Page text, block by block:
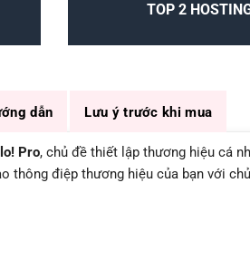
TOP 2
dẫn Lưu ý trước khi mua
Pro, chủ đề thiết lập thương hiệu cá
thông điệp thương hiệu của bạn với